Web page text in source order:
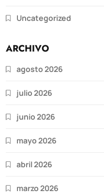
Uncategorized
ARCHIVO
agosto 2026
julio 2026
junio 2026
mayo 2026
abril 2026
marzo 2026